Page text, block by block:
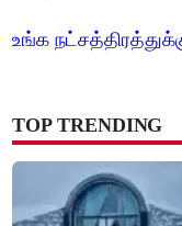
உங்க
TOP TRENDING